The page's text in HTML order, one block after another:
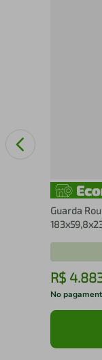
Guarda
R$ 4.
No